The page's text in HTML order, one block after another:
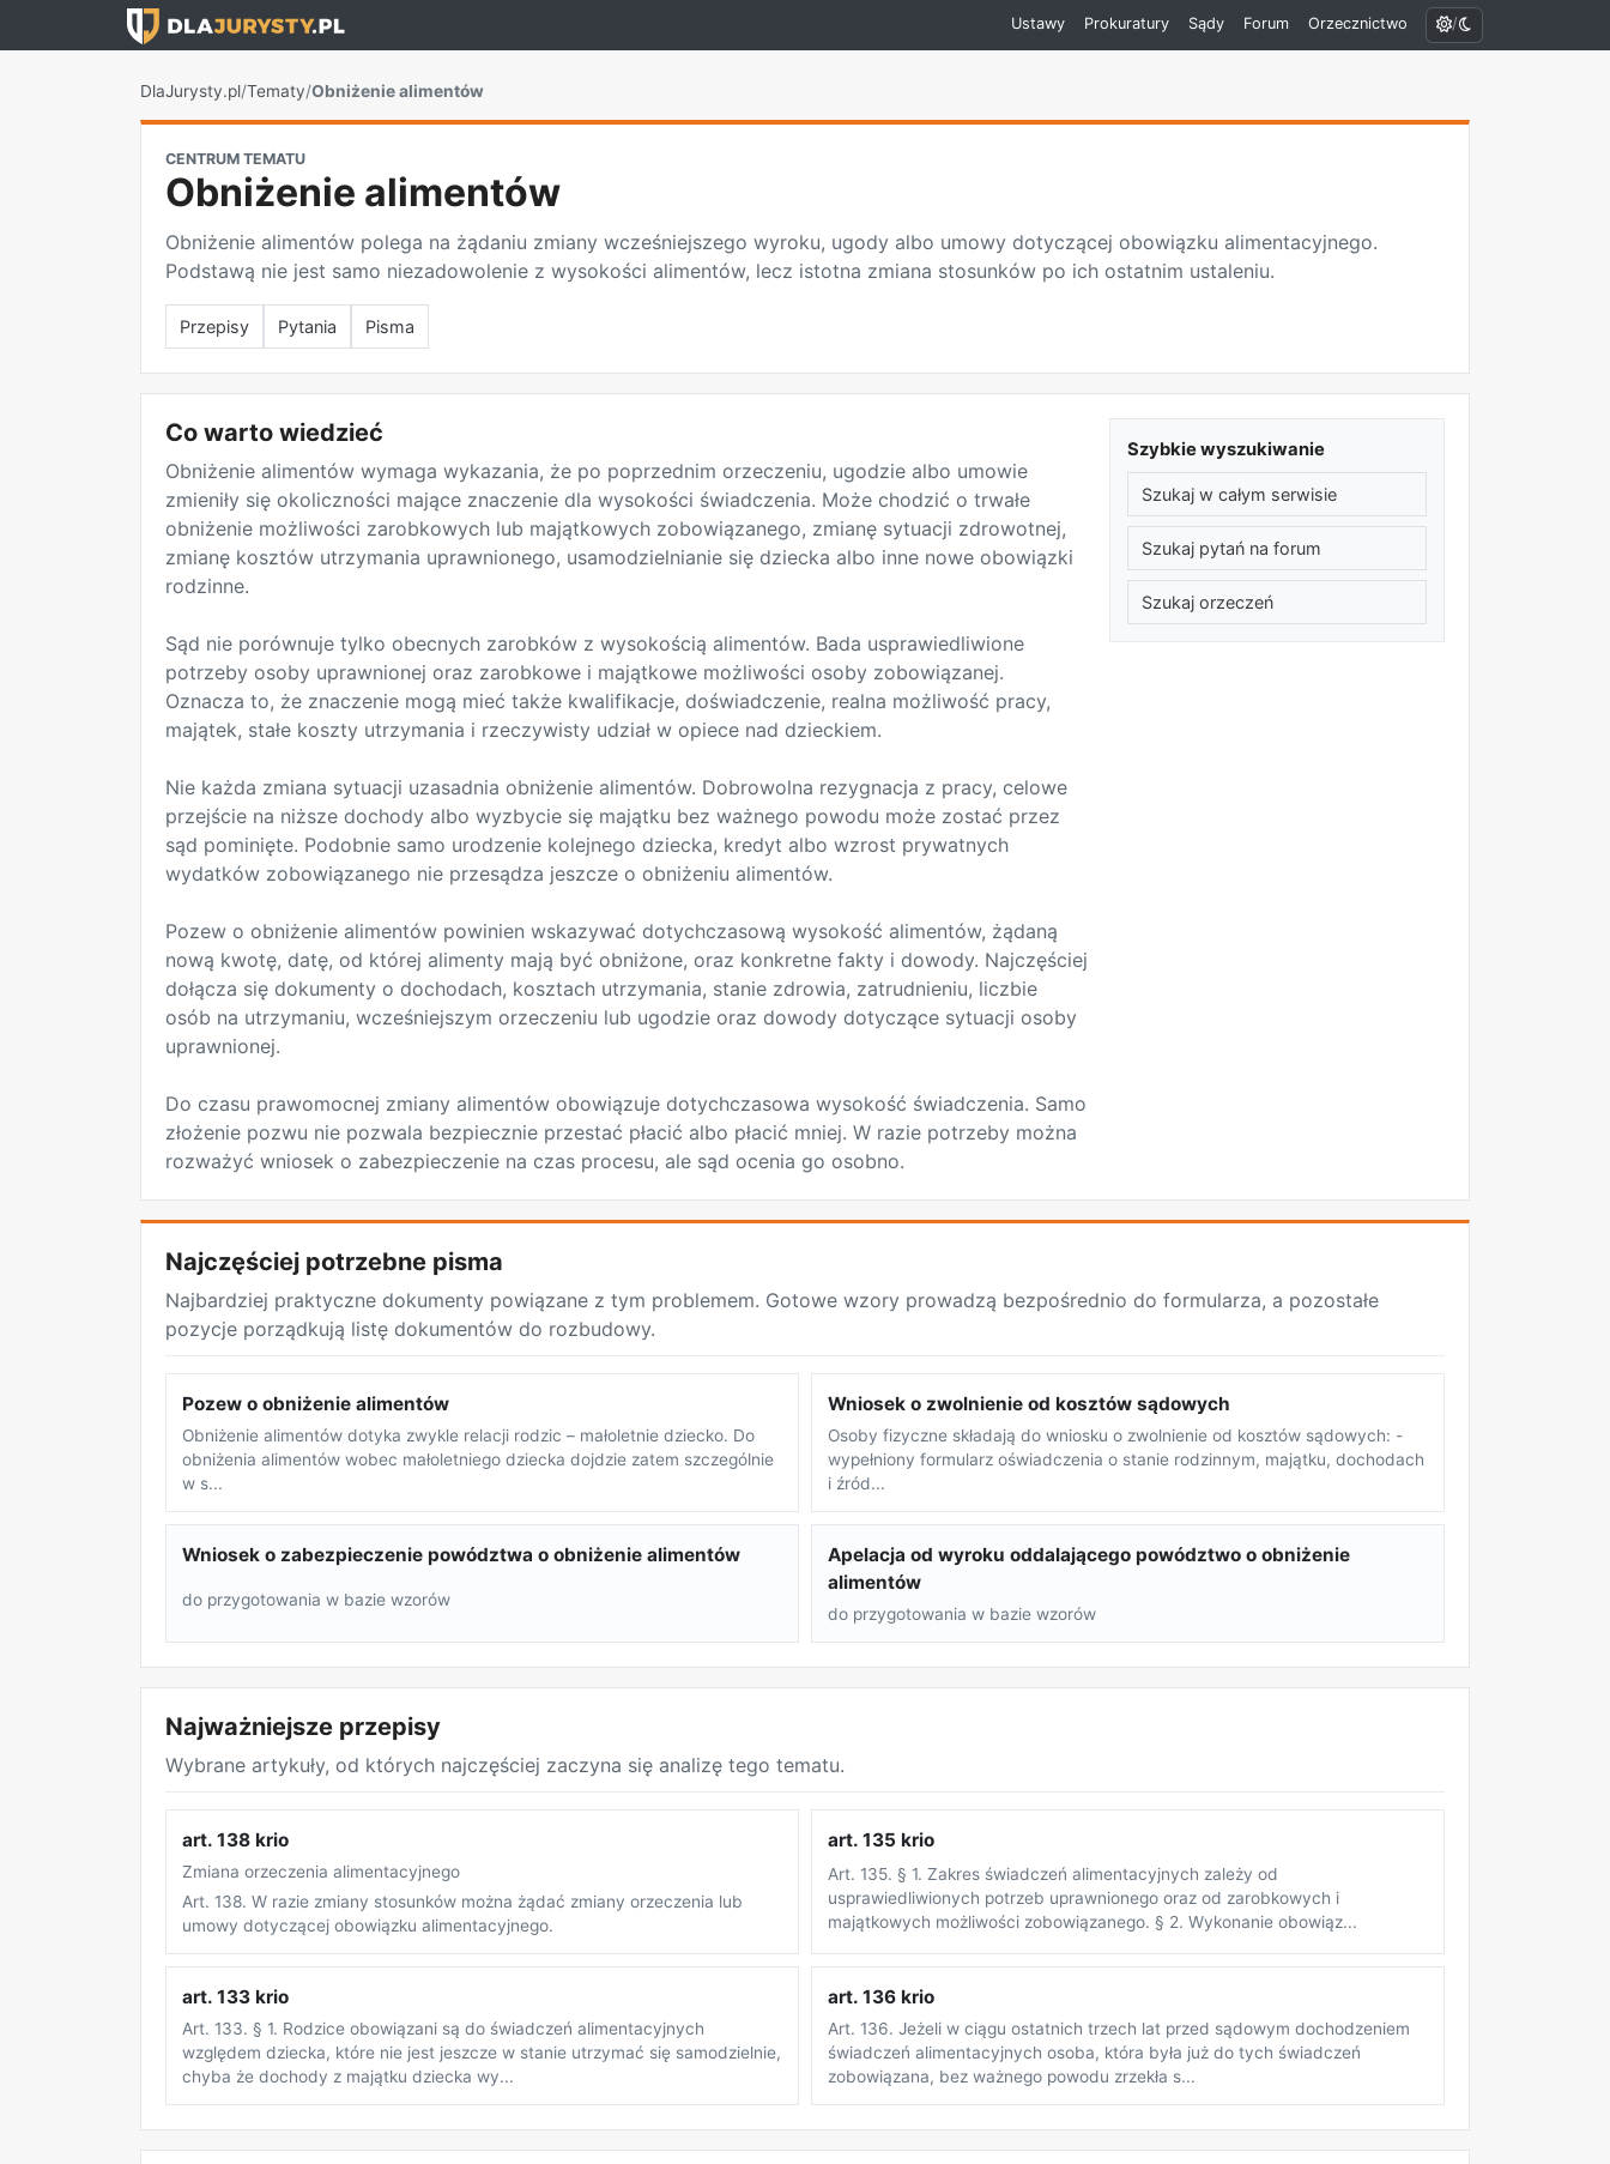
Ustawy Prokuratury Sądy Forum Orzecznictwo /
DlaJurysty.pl/Tematy/Obniżenie alimentów
CENTRUM TEMATU
Obniżenie alimentów
Obniżenie alimentów polega na żądaniu zmiany wcześniejszego wyroku, ugody albo umowy dotyczącej obowiązku alimentacyjnego.
Podstawą nie jest samo niezadowolenie z wysokości alimentów, lecz istotna zmiana stosunków po ich ostatnim ustaleniu.
Przepisy Pytania Pisma
Co warto wiedzieć
Obniżenie alimentów wymaga wykazania, że po poprzednim orzeczeniu, ugodzie albo umowie
zmieniły się okoliczności mające znaczenie dla wysokości świadczenia. Może chodzić o trwałe
obniżenie możliwości zarobkowych lub majątkowych zobowiązanego, zmianę sytuacji zdrowotnej,
zmianę kosztów utrzymania uprawnionego, usamodzielnianie się dziecka albo inne nowe obowiązki
rodzinne.
Sąd nie porównuje tylko obecnych zarobków z wysokością alimentów. Bada usprawiedliwione
potrzeby osoby uprawnionej oraz zarobkowe i majątkowe możliwości osoby zobowiązanej.
Oznacza to, że znaczenie mogą mieć także kwalifikacje, doświadczenie, realna możliwość pracy,
majątek, stałe koszty utrzymania i rzeczywisty udział w opiece nad dzieckiem.
Nie każda zmiana sytuacji uzasadnia obniżenie alimentów. Dobrowolna rezygnacja z pracy, celowe
przejście na niższe dochody albo wyzbycie się majątku bez ważnego powodu może zostać przez
sąd pominięte. Podobnie samo urodzenie kolejnego dziecka, kredyt albo wzrost prywatnych
wydatków zobowiązanego nie przesądza jeszcze o obniżeniu alimentów.
Pozew o obniżenie alimentów powinien wskazywać dotychczasową wysokość alimentów, żądaną
nową kwotę, datę, od której alimenty mają być obniżone, oraz konkretne fakty i dowody. Najczęściej
dołącza się dokumenty o dochodach, kosztach utrzymania, stanie zdrowia, zatrudnieniu, liczbie
osób na utrzymaniu, wcześniejszym orzeczeniu lub ugodzie oraz dowody dotyczące sytuacji osoby
uprawnionej.
Do czasu prawomocnej zmiany alimentów obowiązuje dotychczasowa wysokość świadczenia. Samo
złożenie pozwu nie pozwala bezpiecznie przestać płacić albo płacić mniej. W razie potrzeby można
rozważyć wniosek o zabezpieczenie na czas procesu, ale sąd ocenia go osobno.
Szybkie wyszukiwanie
Szukaj w całym serwisie
Szukaj pytań na forum
Szukaj orzeczeń
Najczęściej potrzebne pisma
Najbardziej praktyczne dokumenty powiązane z tym problemem. Gotowe wzory prowadzą bezpośrednio do formularza, a pozostałe
pozycje porządkują listę dokumentów do rozbudowy.
Pozew o obniżenie alimentów
Obniżenie alimentów dotyka zwykle relacji rodzic – małoletnie dziecko. Do
obniżenia alimentów wobec małoletniego dziecka dojdzie zatem szczególnie
w s...
Wniosek o zwolnienie od kosztów sądowych
Osoby fizyczne składają do wniosku o zwolnienie od kosztów sądowych: -
wypełniony formularz oświadczenia o stanie rodzinnym, majątku, dochodach
i źród...
Wniosek o zabezpieczenie powództwa o obniżenie alimentów
do przygotowania w bazie wzorów
Apelacja od wyroku oddalającego powództwo o obniżenie
alimentów
do przygotowania w bazie wzorów
Najważniejsze przepisy
Wybrane artykuły, od których najczęściej zaczyna się analizę tego tematu.
art. 138 krio
Zmiana orzeczenia alimentacyjnego
Art. 138. W razie zmiany stosunków można żądać zmiany orzeczenia lub
umowy dotyczącej obowiązku alimentacyjnego.
art. 135 krio
Art. 135. § 1. Zakres świadczeń alimentacyjnych zależy od
usprawiedliwionych potrzeb uprawnionego oraz od zarobkowych i
majątkowych możliwości zobowiązanego. § 2. Wykonanie obowiąz...
art. 133 krio
Art. 133. § 1. Rodzice obowiązani są do świadczeń alimentacyjnych
względem dziecka, które nie jest jeszcze w stanie utrzymać się samodzielnie,
chyba że dochody z majątku dziecka wy...
art. 136 krio
Art. 136. Jeżeli w ciągu ostatnich trzech lat przed sądowym dochodzeniem
świadczeń alimentacyjnych osoba, która była już do tych świadczeń
zobowiązana, bez ważnego powodu zrzekła s...